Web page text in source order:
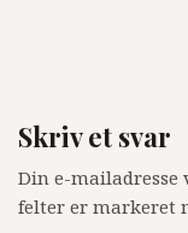
Skriv et svar
Din e-
felter er markeret